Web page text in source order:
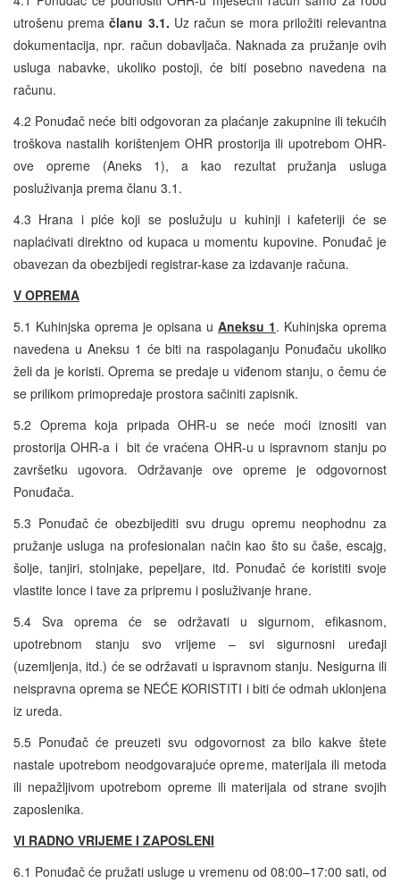
utrošenu premačlanu 3.1. Uz račun se mora priložiti relevantna
dokumentacija, npr. račun dobavljača. Naknada za pružanje ovih
usluga nabavke, ukoliko postoji, će biti posebno navedena na
računu.
4.2 Ponuđač neće biti odgovoran za plaćanje zakupnine ili tekućih
troškova nastalih korištenjem OHR prostorija ili upotrebom OHR-
ove opreme (Aneks 1), a kao rezultat pružanja usluga
posluživanja prema članu 3.1.
4.3 Hrana i piće koji se poslužuju u kuhinji i kafeteriji će se
naplaćivati direktno od kupaca u momentu kupovine. Ponuđač je
obavezan da obezbijedi registrar-kase za izdavanje računa.
V OPREMA
5.1 Kuhinjska oprema je opisana u Aneksu 1. Kuhinjska oprema
navedena u Aneksu 1 će biti na raspolaganju Ponuđaču ukoliko
želi da je koristi. Oprema se predaje u viđenom stanju, o čemu će
se prilikom primopredaje prostora sačiniti zapisnik.
5.2 Oprema koja pripada OHR-u se neće moći iznositi van
prostorija OHR-a i bit će vraćena OHR-u u ispravnom stanju po
završetku ugovora. Održavanje ove opreme je odgovornost
Ponuđača.
5.3 Ponuđač će obezbijediti svu drugu opremu neophodnu za
pružanje usluga na profesionalan način kao što su čaše, escajg,
šolje, tanjiri, stolnjake, pepeljare, itd. Ponuđač će koristiti svoje
vlastite lonce i tave za pripremu i posluživanje hrane.
5.4 Sva oprema će se održavati u sigurnom, efikasnom,
upotrebnom stanju svo vrijeme – svi sigurnosni uređaji
(uzemljenja, itd.) će se održavati u ispravnom stanju. Nesigurna ili
neispravna oprema se NEĆE KORISTITI i biti će odmah uklonjena
iz ureda.
5.5 Ponuđač će preuzeti svu odgovornost za bilo kakve štete
nastale upotrebom neodgovarajuće opreme, materijala ili metoda
ili nepažljivom upotrebom opreme ili materijala od strane svojih
zaposlenika.
VI RADNO VRIJEME I ZAPOSLENI
6.1 Ponuđač će pružati usluge u vremenu od 08:00–17:00 sati, od